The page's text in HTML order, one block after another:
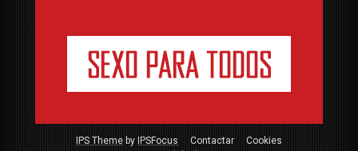
IPS ThemebyIPSFocus Contactar
Cookies